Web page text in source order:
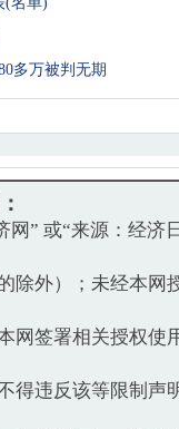
多万被判无期
网” 或“来源：经济
外）；未经本网
签署相关授权使
违反该等限制声